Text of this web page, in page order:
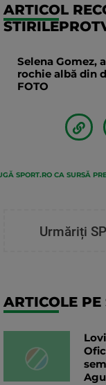
ARTICOL
Selena Gomez,
rochie albă din
FOTO
SPORT.RO CA SURSĂ
Urmăriți
ARTICOLE PE